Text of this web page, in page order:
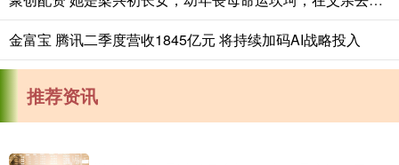
金富宝 腾讯二季度营收1845亿元 将持续加码AI战略投入
推荐资讯